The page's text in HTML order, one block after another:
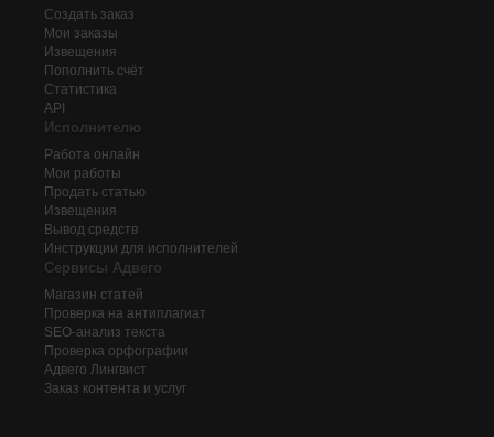
Создать заказ
Мои заказы
Извещения
Пополнить счёт
Статистика
API
Исполнителю
Работа онлайн
Мои работы
Продать статью
Извещения
Вывод средств
Инструкции для исполнителей
Сервисы Адвего
Магазин статей
Проверка на антиплагиат
SEO-анализ текста
Проверка орфографии
Адвего Лингвист
Заказ контента и услуг